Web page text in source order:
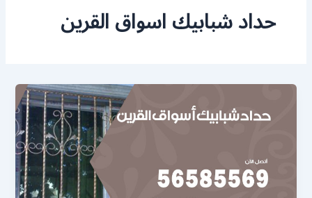
حداد شبابيك اسواق القرين